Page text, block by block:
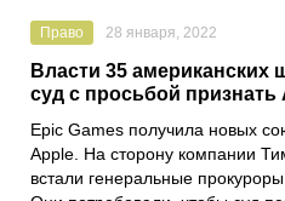
Право 28 января, 2022
Власти 35 американских
суд с просьбой
Epic Games получила новых
Apple . На сторону компании
встали генеральные